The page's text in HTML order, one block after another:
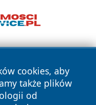
cookies, aby
także plików
od